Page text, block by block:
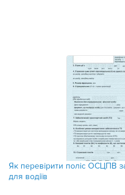
Як перевірити поліс ОСЦПВ
для водіїв